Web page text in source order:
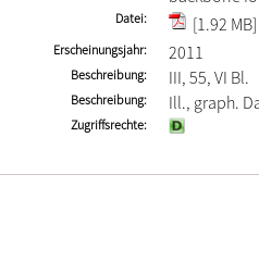
Datei [1.92 MB]
Erscheinungsjahr 2011
Beschreibung III, 55, VI Bl.
Beschreibung Ill., graph.
Zugriffsrechte